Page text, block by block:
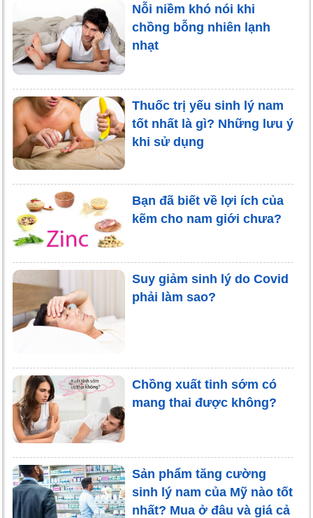
Nỗi niềm khó nói khi
chồng bỗng nhiên lạnh
nhạt
Thuốc trị yếu sinh lý nam
tốt nhất là gì? Những lưu ý
khi sử dụng
Bạn đã biết về lợi ích của
kẽm cho nam giới chưa?
Suy giảm sinh lý do Covid
phải làm sao?
Chồng xuất tinh sớm có
mang thai được không?
Sản phẩm tăng cường
sinh lý nam của Mỹ nào tốt
nhất? Mua ở đâu và giá cả